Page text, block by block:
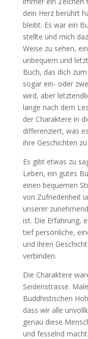
dein Herz berührt
bleibt. Es war ein
stellte und mich
Weise zu sehen,
unbequem und
Buch, das dich
sogar ein- oder
wird, aber
lange nach dem
der Charaktere in
differenziert, was
ihre Geschichten
Es gibt etwas zu
Leben, ein gutes
einen bequemen
von Zufriedenheit
unserer
ist. Die Erfahrung,
tief persönliche,
und ihren
verbinden.
Die Charaktere
Seidenstrasse.
Buddhistischen
dass wir alle
genau diese
und fesselnd